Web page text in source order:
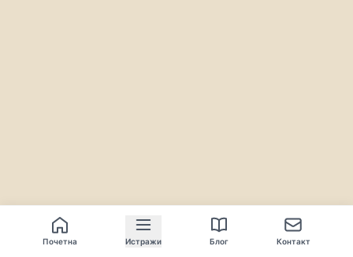
Почетна Истражи Блог Контакт